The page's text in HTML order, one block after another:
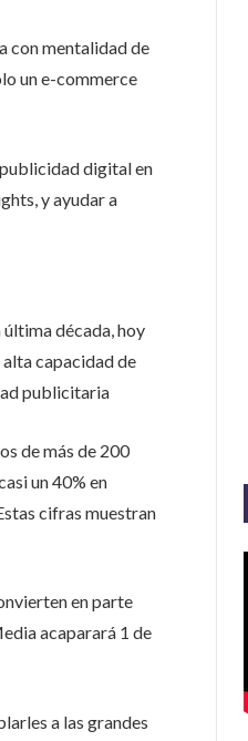
con mentalidad de
un e-commerce
digital en
y ayudar a
última década, hoy
capacidad de
publicitaria
de más de 200
un 40% en
cifras muestran
en parte
acaparará 1 de
a las grandes